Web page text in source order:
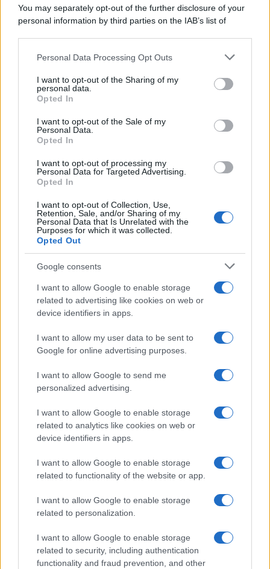
You may separately opt-out of the further disclosure of your
personal information by third parties on the IAB’s list of
This information may also be disclosed by us to third parties
disclose it to other third parties.
Please note that this website/app uses one or more Google
services and may gather and store information including but
not limited to your visit or usage behaviour. You may click to
grant or deny consent to Google and its third-party tags to
consent section.
Personal Data Processing Opt Outs
I want to opt-out of the Sharing of my
personal data.
Opted In
I want to opt-out of the Sale of my
Personal Data.
Opted In
I want to opt-out of processing my
Personal Data for Targeted Advertising.
Opted In
I want to opt-out of Collection, Use,
Retention, Sale, and/or Sharing of my
Personal Data that Is Unrelated with the
Purposes for which it was collected.
Opted Out
Google consents
I want to allow Google to enable storage
related to advertising like cookies on web or
device identifiers in apps.
I want to allow my user data to be sent to
Google for online advertising purposes.
I want to allow Google to send me
personalized advertising.
I want to allow Google to enable storage
related to analytics like cookies on web or
device identifiers in apps.
I want to allow Google to enable storage
related to functionality of the website or app.
I want to allow Google to enable storage
related to personalization.
I want to allow Google to enable storage
related to security, including authentication
functionality and fraud prevention, and other
Seguici su Google News
TRIBUNALE DI NOCERA INFERIORE N. 6/2020 - RG N. 1338/2020
ISCRIZIONE AL ROC N. 35792 – ISCRITTA ALL’ANSO (ASSOCIAZIONE
NAZIONALE STAMPA ONLINE)
Privacy e Notifiche